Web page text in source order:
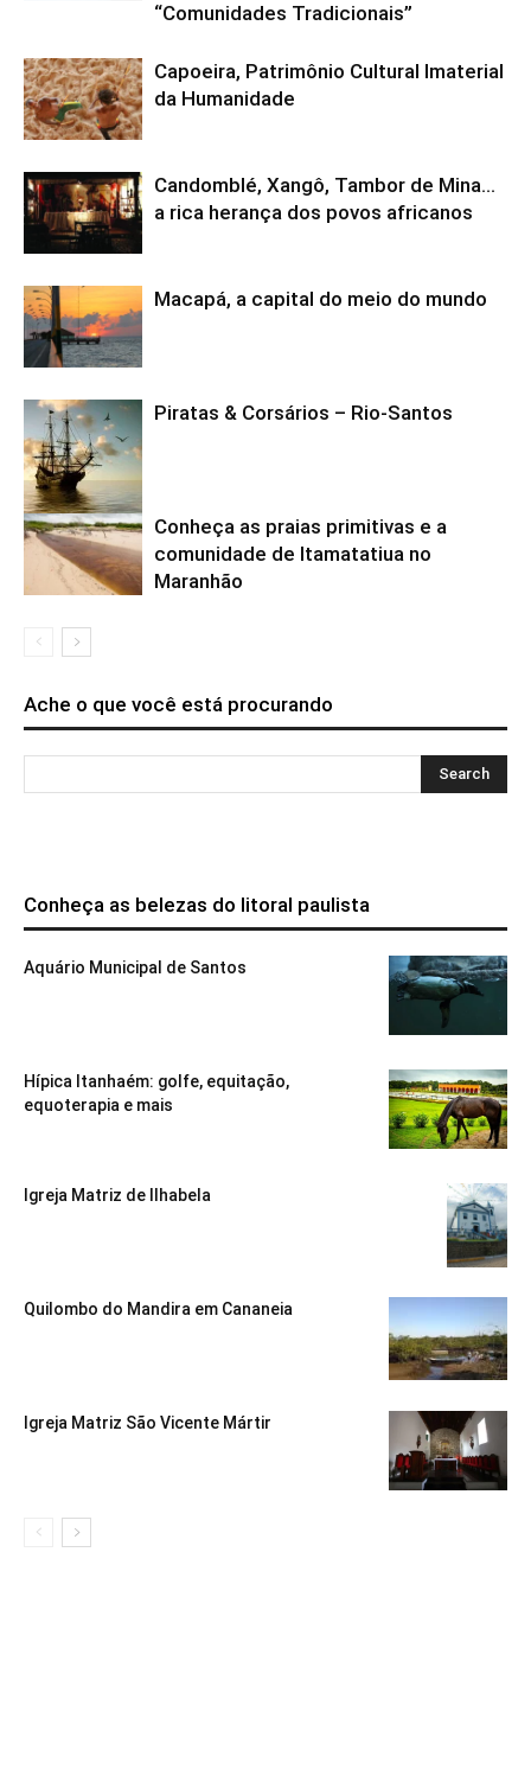
“Comunidades Tradicionais”
Capoeira, Patrimônio Cultural Imaterial
da Humanidade
Candomblé, Xangô, Tambor de Mina…
a rica herança dos povos africanos
Macapá, a capital do meio do mundo
Piratas & Corsários – Rio-Santos
Conheça as praias primitivas e a
comunidade de Itamatatiua no
Maranhão
Ache o que você está procurando
Conheça as belezas do litoral paulista
Aquário Municipal de Santos
Hípica Itanhaém: golfe, equitação,
equoterapia e mais
Igreja Matriz de Ilhabela
Quilombo do Mandira em Cananeia
Igreja Matriz São Vicente Mártir